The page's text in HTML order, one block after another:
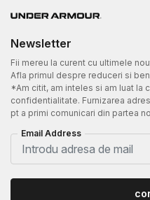
Newsletter
Fii mereu la curent cu ultimele
Afla primul despre reduceri si
*Am citit, am inteles si am luat la
confidentialitate. Furnizarea
pt a primi comunicari din partea
Email Address